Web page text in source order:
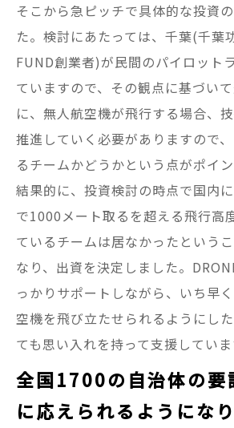
そこから急ピッチで具体的な投資
た。検討にあたっては、千葉(千葉
FUND創業者)が民間のパイロット
ていますので、その観点に基づい
に、無人航空機が飛行する場合、
推進していく必要がありますので
るチームかどうかという点がポイ
結果的に、投資検討の時点で国内
で1000メート取るを超える飛行高
ているチームは居なかったという
なり、出資を決定しました。
っかりサポートしながら、いち早
空機を飛び立たせられるようにし
ても思い入れを持って支援していま
全国1700の自治体の要
に応えられるようになり